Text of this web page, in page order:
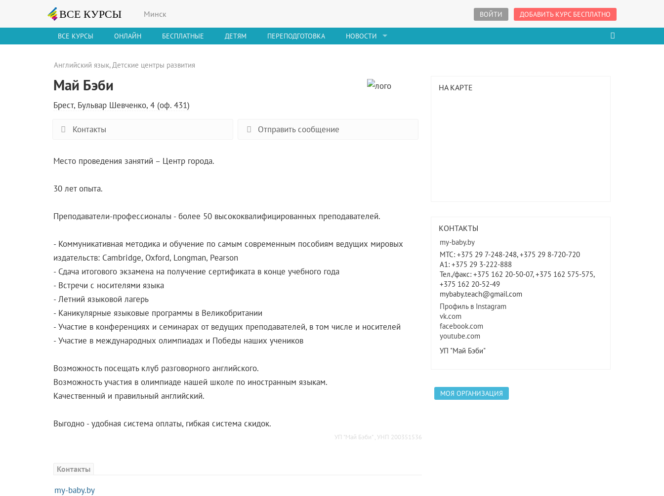
Минск ВОЙТИ ДОБАВИТЬ КУРС БЕСПЛАТНО
ВСЕ КУРСЫ ОНЛАЙН БЕСПЛАТНЫЕ ДЕТЯМ ПЕРЕПОДГОТОВКА НОВОСТИ
Английский язык, Детские центры развития
Май Бэби
Брест, Бульвар Шевченко, 4 (оф. 431)
Контакты Отправить сообщение
Место проведения занятий – Центр города.
30 лет опыта.
Преподаватели-профессионалы - более 50 высококвалифицированных преподавателей.
- Коммуникативная методика и обучение по самым современным пособиям ведущих мировых
издательств: Cambridge, Oxford, Longman, Pearson
- Сдача итогового экзамена на получение сертификата в конце учебного года
- Встречи с носителями языка
- Летний языковой лагерь
- Каникулярные языковые программы в Великобритании
- Участие в конференциях и семинарах от ведущих преподавателей, в том числе и носителей
- Участие в международных олимпиадах и Победы наших учеников
Возможность посещать клуб разговорного английского.
Возможность участия в олимпиаде нашей школе по иностранным языкам.
Качественный и правильный английский.
Выгодно - удобная система оплаты, гибкая система скидок.
УП "Май Бэби" , УНП 200351536
Контакты
my-baby.by
НА КАРТЕ
КОНТАКТЫ
my-baby.by
МТС: +375 29 7-248-248, +375 29 8-720-720
A1: +375 29 3-222-888
Тел./факс: +375 162 20-50-07, +375 162 575-575,
+375 162 20-52-49
mybaby.teach@gmail.com
Профиль в Instagram
vk.com
facebook.com
youtube.com
УП "Май Бэби"
МОЯ ОРГАНИЗАЦИЯ